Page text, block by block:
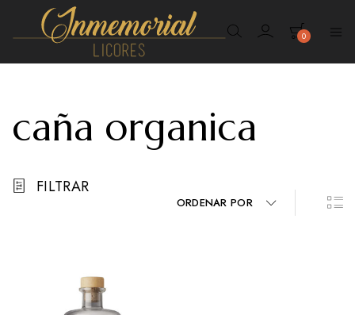
Inmemorial
0
caña organica
FILTRAR
ORDENAR POR